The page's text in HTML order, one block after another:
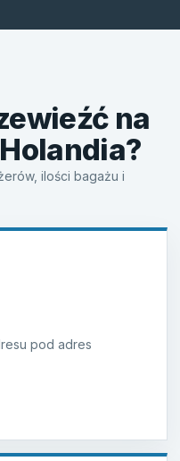
na
ilości bagażu i
pod adres